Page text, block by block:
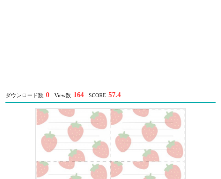
ダウンロード数 0 View数 164 SCORE 57.4